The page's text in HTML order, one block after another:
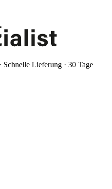
Schnelle Lieferung · 30 Tage